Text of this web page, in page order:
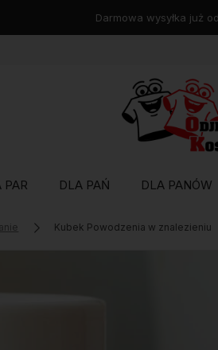
Wysyłka w 48
PAR DLA PAŃ DLA PANÓW
Kubek Powodzenia w znalezieniu